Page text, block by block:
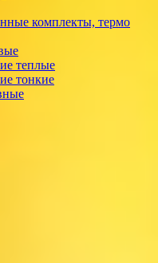
комплекты, термо
теплые
тонкие